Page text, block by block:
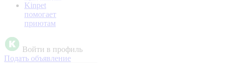
Kinpet
помогает
приютам
Войти в профиль
Подать объявление